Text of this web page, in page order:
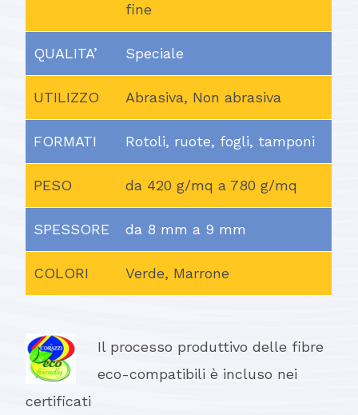
fine
QUALITA’ Speciale
UTILIZZO Abrasiva, Non abrasiva
FORMATI Rotoli, ruote, fogli, tamponi
PESO da 420 g/mq a 780 g/mq
SPESSORE da 8 mm a 9 mm
COLORI Verde, Marrone
Il processo produttivo delle fibre
eco-compatibili è incluso nei
certificati